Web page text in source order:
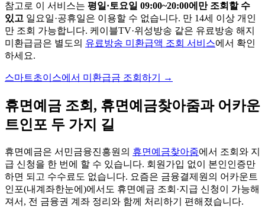
참고로 이 서비스는 평일·토요일 09:00~20:00에만 조회할 수
있고 일요일·공휴일은 이용할 수 없습니다. 만 14세 이상 개인
만 조회 가능합니다. 케이블TV·위성방송 같은 유료방송 해지
미환급금은 별도의 유료방송 미환급액 조회 서비스에서 확인
하세요.
스마트초이스에서 미환급금 조회하기 →
휴면예금 조회, 휴면예금찾아줌과 어카운
트인포 두 가지 길
휴면예금은 서민금융진흥원의 휴면예금찾아줌에서 조회와 지
급 신청을 한 번에 할 수 있습니다. 회원가입 없이 본인인증만
하면 되고 수수료도 없습니다. 요즘은 금융결제원의 어카운트
인포(내계좌한눈에)에서도 휴면예금 조회·지급 신청이 가능해
져서, 전 금융권 계좌 정리와 함께 처리하기 편해졌습니다.